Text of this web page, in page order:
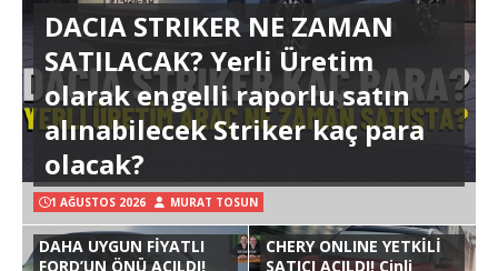
DACIA STRIKER NE ZAMAN
SATILACAK? Yerli Üretim
olarak engelli raporlu satın
alınabilecek Striker kaç para
olacak?
1 AĞUSTOS 2026 MURAT TOSUN
DAHA UYGUN FİYATLI
FORD’UN ÖNÜ AÇILDI!
CHERY ONLINE YETKİLİ
SATICI AÇILDI! Çinli